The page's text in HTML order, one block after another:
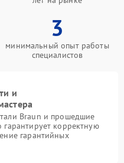
3
минимальный опыт работы
специалистов
и
Braun и прошедшие
корректную
гарантийных